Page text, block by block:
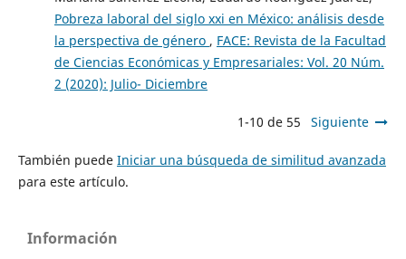
Pobreza laboral del siglo xxi en México: análisis desde
la perspectiva de género , FACE: Revista de la Facultad
de Ciencias Económicas y Empresariales: Vol. 20 Núm.
2 (2020): Julio- Diciembre
1-10 de 55 Siguiente
También puede Iniciar una búsqueda de similitud avanzada
para este artículo.
Información